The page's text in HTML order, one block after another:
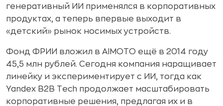
генеративный ИИ применялся в корпоративных
продуктах, а теперь впервые выходит в
«детский» рынок носимых устройств.
Фонд ФРИИ вложил в AIMOTO ещё в 2014 году
45,5 млн рублей. Сегодня компания наращивает
линейку и экспериментирует с ИИ, тогда как
Yandex B2B Tech продолжает масштабировать
корпоративные решения, предлагая их и в